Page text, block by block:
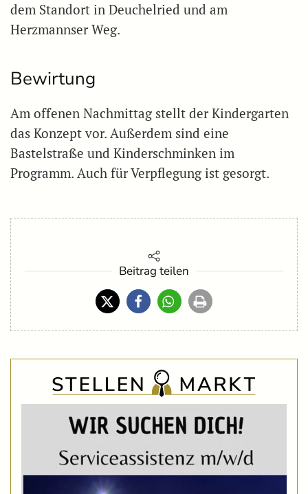
dem Standort in Deuchelried und am
Herzmannser Weg.
Bewirtung
Am offenen Nachmittag stellt der Kindergarten
das Konzept vor. Außerdem sind eine
Bastelstraße und Kinderschminken im
Programm. Auch für Verpflegung ist gesorgt.
Beitrag teilen